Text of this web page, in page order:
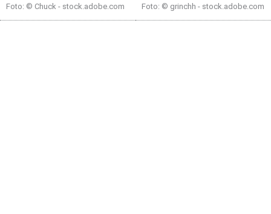
Foto: © Chuck - stock.adobe.com Foto: © grinchh - stock.adobe.com